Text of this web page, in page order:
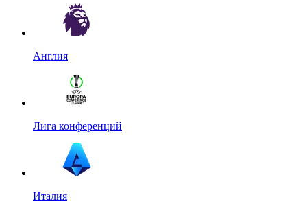
Англия
Лига конференций
Италия